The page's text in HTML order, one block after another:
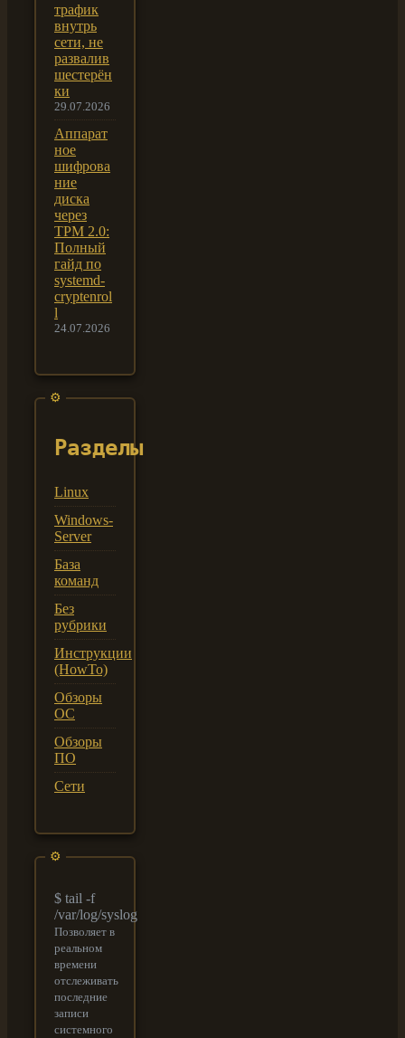
трафик
внутрь
сети, не
развалив
шестерён
ки
29.07.2026
Аппарат
ное
шифрова
ние
диска
через
TPM 2.0:
Полный
гайд по
systemd-
cryptenrol
l
24.07.2026
Разделы
Linux
Windows-
Server
База
команд
Без
рубрики
Инструкции
(HowTo)
Обзоры
ОС
Обзоры
ПО
Сети
$ tail -f
/var/log/syslog
Позволяет в
реальном
времени
отслеживать
последние
записи
системного